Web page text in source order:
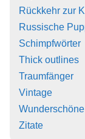
Rückkehr zur
Russische
Schimpfwörter
Thick outlines
Traumfänger
Vintage
Zitate